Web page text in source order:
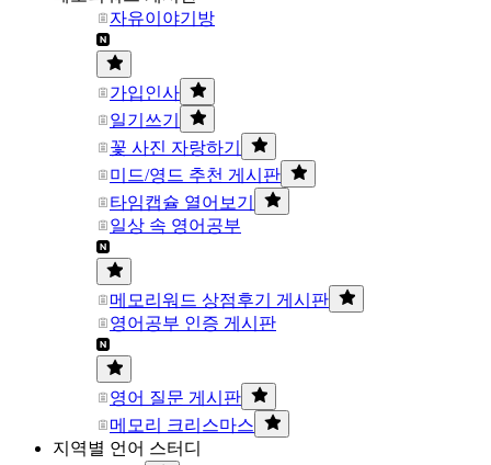
자유이야기방
가입인사
일기쓰기
꽃 사진 자랑하기
미드/영드 추천 게시판
타임캡슐 열어보기
일상 속 영어공부
메모리워드 상점후기 게시판
영어공부 인증 게시판
영어 질문 게시판
메모리 크리스마스
지역별 언어 스터디